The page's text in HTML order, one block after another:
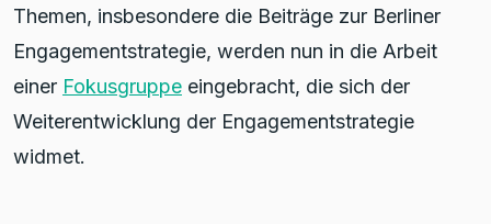
Themen, insbesondere die Beiträge zur Berliner
Engagementstrategie, werden nun in die Arbeit
einer Fokusgruppe eingebracht, die sich der
Weiterentwicklung der Engagementstrategie
widmet.